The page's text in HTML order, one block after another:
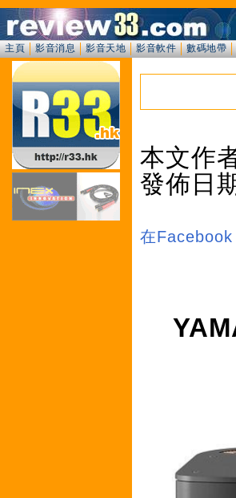
主頁 影音消息 影音天地 影音軟件 數碼地帶
本文作
發佈日
在